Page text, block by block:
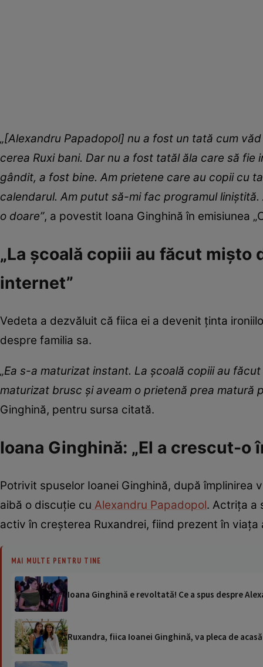
„[Alexandru Papadopol] nu a fost un tată cum
cerea Ruxi bani. Dar nu a fost tatăl ăla care să
gândit, a fost bine. Am prietene care au copii cu
calendarul. Am putut să-mi fac programul
o doare”, a povestit Ioana Ginghină în emisiunea
„La școală copiii au făcut
internet”
Vedeta a dezvăluit că fiica ei a devenit ținta
despre familia sa.
„Ea s-a maturizat instant. La școală copiii au
maturizat brusc și aveam o prietenă prea matură
Ginghină, pentru sursa citată.
Ioana Ginghină: „El a crescut-o
Potrivit spuselor Ioanei Ginghină, după împlinirea
aibă o discuție cu Alexandru Papadopol. Actrița a
activ în creșterea Ruxandrei, fiind prezent în viața
MAI MULTE PENTRU TINE
Ioana Ginghină e revoltată! Ce a spus despre
Ruxandra, fiica Ioanei Ginghină, va pleca de